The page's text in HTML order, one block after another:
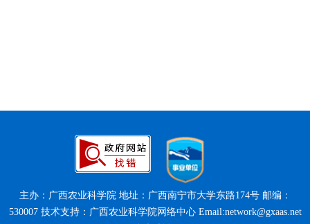
主办：广西农业科学院 地址：广西南宁市大学东路174号 邮编：
530007 技术支持：广西农业科学院网络中心 Email:network@gxaas.net